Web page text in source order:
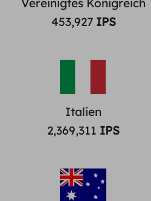
Vereinigtes Königreich
453,927IPS
Italien
2,369,311 IPS